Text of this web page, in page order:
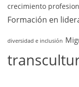
crecimiento
Formación en
diversidad e inclusión